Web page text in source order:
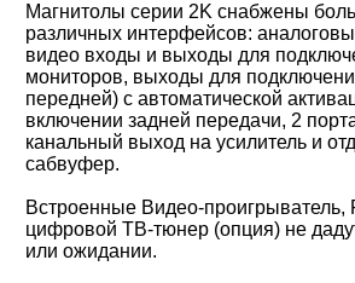
Магнитолы серии 2K снабжены
различных интерфейсов:
видео входы и выходы для
мониторов, выходы для
передней) с автоматической
включении задней передачи, 2
канальный выход на усилитель и
сабвуфер.
Встроенные Видео-проигрыватель,
цифровой ТВ-тюнер (опция) не
или ожидании.